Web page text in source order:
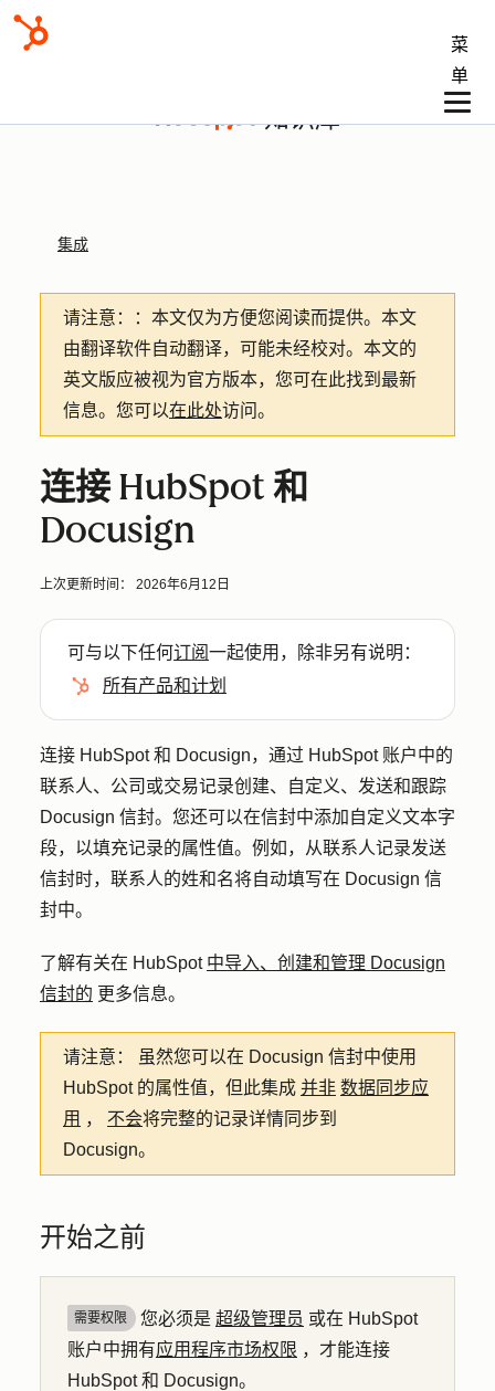
菜
单
知识库
集成
请注意： ：本文仅为方便您阅读而提供。 本文
由翻译软件自动翻译，可能未经校对。本文的
英文版应被视为官方版本，您可在此找到最新
信息。您可以在此处访问。
连接 HubSpot 和
Docusign
上次更新时间： 2026年6月12日
可与以下任何订阅一起使用，除非另有说明：
所有产品和计划
连接 HubSpot 和 Docusign，通过 HubSpot 账户中的
联系人、公司或交易记录创建、自定义、发送和跟踪
Docusign 信封。您还可以在信封中添加自定义文本字
段，以填充记录的属性值。例如，从联系人记录发送
信封时，联系人的姓和名将自动填写在 Docusign 信
封中。
了解有关在 HubSpot 中导入、创建和管理 Docusign
信封的 更多信息。
请注意：
虽然您可以在 Docusign 信封中使用
HubSpot 的属性值，但此集成 并非 数据同步应
用 ， 不会将完整的记录详情同步到
Docusign。
开始之前
需要权限 您必须是 超级管理员 或在 HubSpot
账户中拥有应用程序市场权限 ，才能连接
HubSpot 和 Docusign。